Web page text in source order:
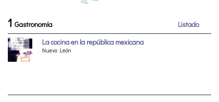
1 Gastronomía
Listado
La cocina en la república mexicana
Nuevo León